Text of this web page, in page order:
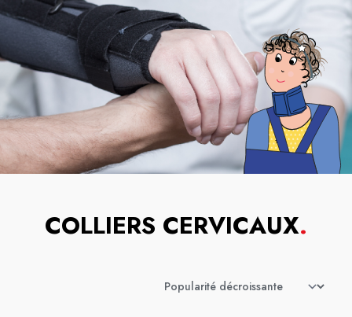
COLLIERS CERVICAUX.